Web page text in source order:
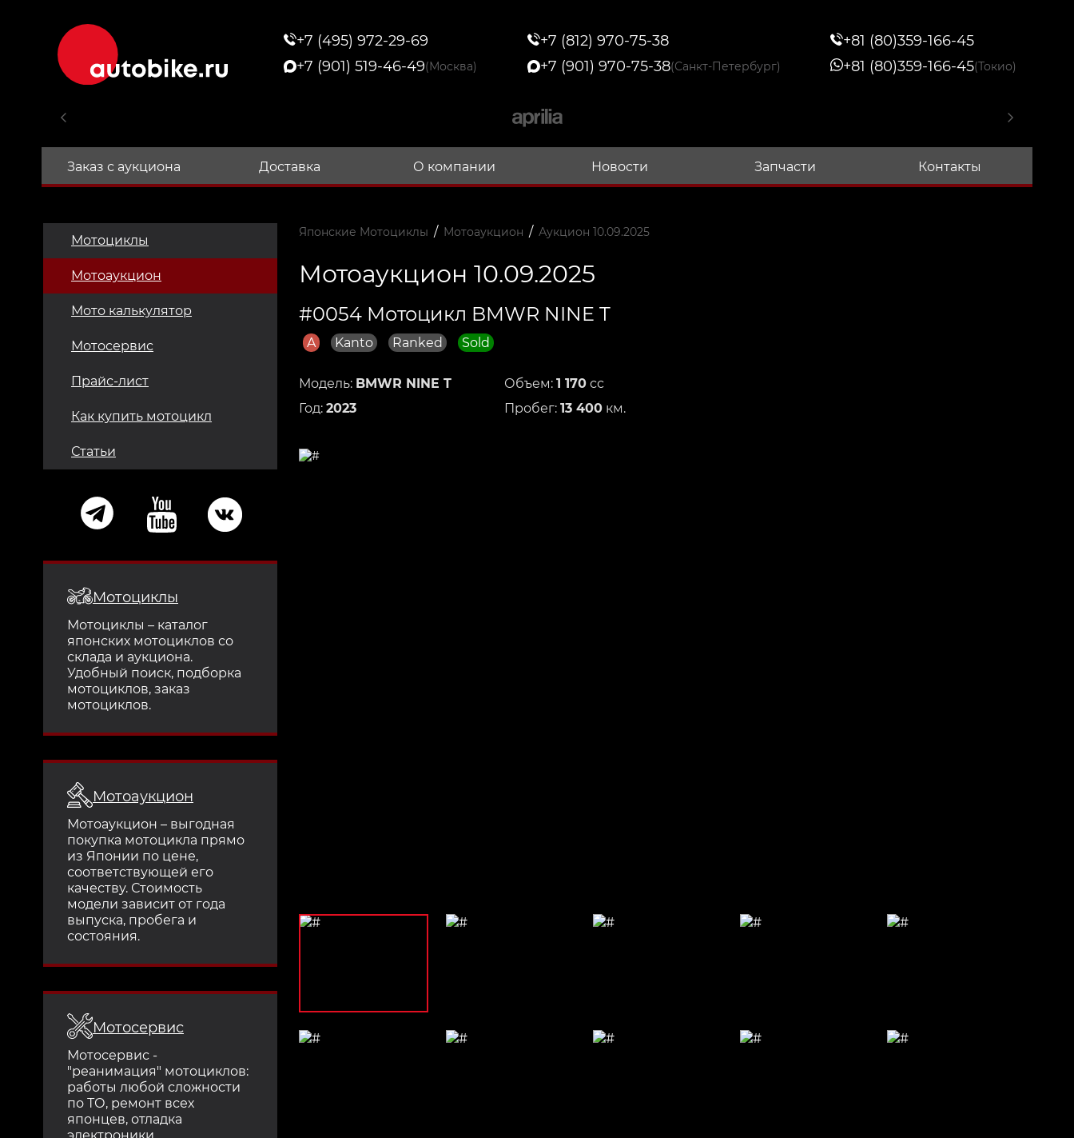
+7 (495) 972-29-69
+7 (901) 519-46-49(Москва)
+7 (812) 970-75-38
+7 (901) 970-75-38(Санкт-Петербург)
+81 (80)359-166-45
+81 (80)359-166-45(Токио)
Заказ с аукциона Доставка О компании Новости Запчасти Контакты
Мотоциклы
Мотоаукцион
Мото калькулятор
Мотосервис
Прайс-лист
Как купить мотоцикл
Статьи
Мотоциклы
Мотоциклы – каталог
японских мотоциклов со
склада и аукциона.
Удобный поиск, подборка
мотоциклов, заказ
мотоциклов.
Мотоаукцион
Мотоаукцион – выгодная
покупка мотоцикла прямо
из Японии по цене,
соответствующей его
качеству. Стоимость
модели зависит от года
выпуска, пробега и
состояния.
Мотосервис
Мотосервис -
"реанимация" мотоциклов:
работы любой сложности
по ТО, ремонт всех
японцев, отладка
электроники.
Японские Мотоциклы / Мотоаукцион / Аукцион 10.09.2025
Мотоаукцион 10.09.2025
#0054 Мотоцикл BMWR NINE T
A Kanto Ranked Sold
Модель: BMWR NINE T
Год: 2023
Объем: 1 170 сс
Пробег: 13 400 км.